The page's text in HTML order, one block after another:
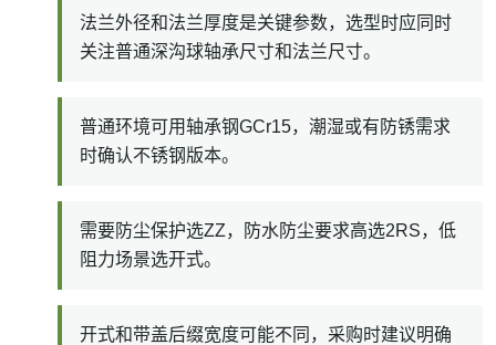
法兰外径和法兰厚度是关键参数，选型时应同时
关注普通深沟球轴承尺寸和法兰尺寸。
普通环境可用轴承钢GCr15，潮湿或有防锈需求
时确认不锈钢版本。
需要防尘保护选ZZ，防水防尘要求高选2RS，低
阻力场景选开式。
开式和带盖后缀宽度可能不同，采购时建议明确